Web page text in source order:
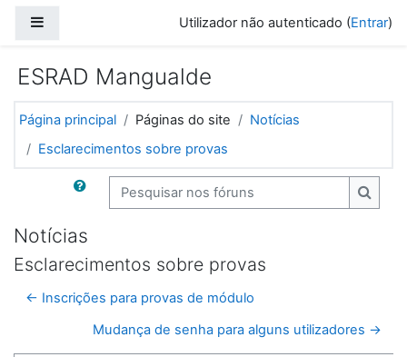
Utilizador não autenticado (Entrar)
ESRAD Mangualde
Página principal Páginas do site
Notícias
Esclarecimentos sobre provas
Pesquisar nos fóruns
Notícias
Esclarecimentos sobre provas
← Inscrições para provas de módulo
Mudança de senha para alguns utilizadores →